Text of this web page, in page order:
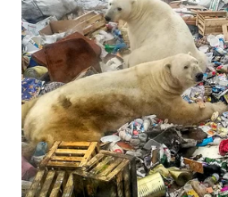
NEWS
ANUGERAH
NEWS
AKHLAK
ID
PERAPKI